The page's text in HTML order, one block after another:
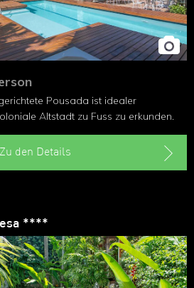
Pousada ist idealer
Altstadt zu Fuss zu erkunden.
Zu den Details
****